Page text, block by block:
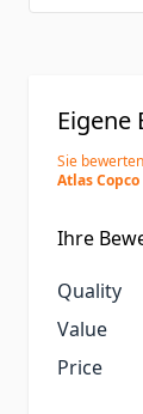
Eigene
Sie
Atlas Copco
Ihre
Quality
Value
Price